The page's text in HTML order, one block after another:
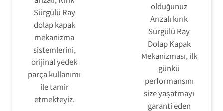
Sürgülü Ray
dolap kapak
mekanizma
sistemlerini,
orijinal yedek
parça kullanımı
ile tamir
etmekteyiz.
olduğunuz
Arızalı kırık
Sürgülü Ray
Dolap Kapak
Mekanizması, ilk
günkü
performansını
size yaşatmayı
garanti eden